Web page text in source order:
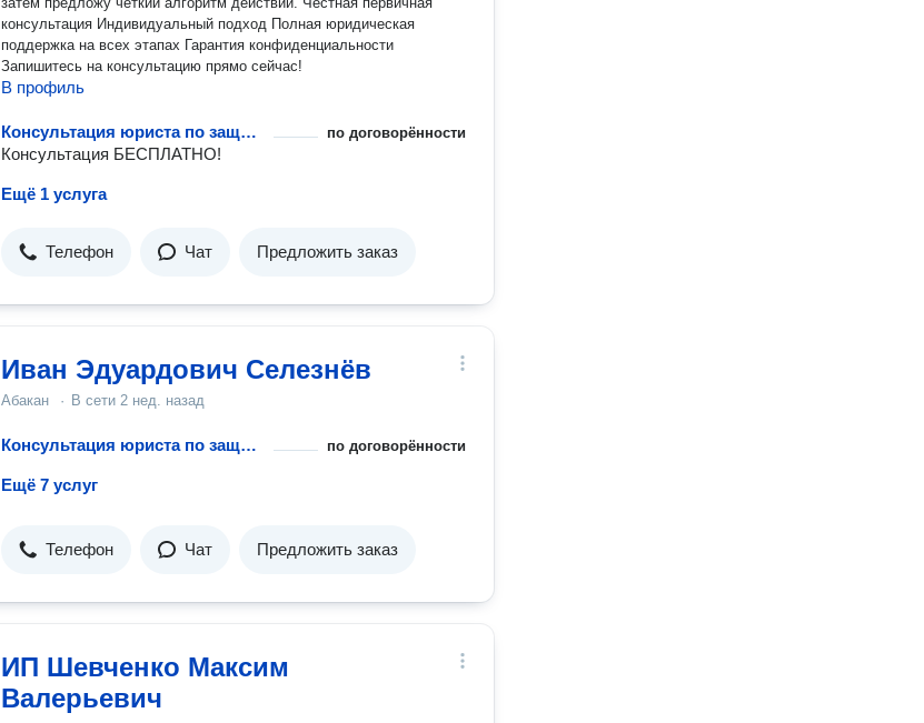
консультация Индивидуальный подход Полная юридическая
поддержка на всех этапах Гарантия конфиденциальности
Запишитесь на консультацию прямо сейчас!
В профиль
Консультация юриста по защите интеллектуальных прав по договорённости
Консультация БЕСПЛАТНО!
Ещё 1 услуга
Телефон Чат Предложить заказ
Иван Эдуардович Селезнёв
Абакан · В сети 2 нед. назад
Консультация юриста по защите интеллектуальных прав по договорённости
Ещё 7 услуг
Телефон Чат Предложить заказ
ИП Шевченко Максим
Валерьевич